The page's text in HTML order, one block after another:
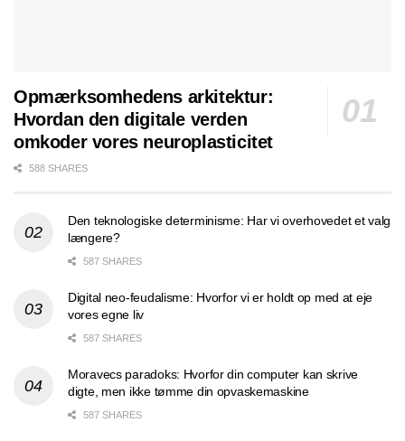
Opmærksomhedens arkitektur:
Hvordan den digitale verden
omkoder vores neuroplasticitet
588 SHARES
Den teknologiske determinisme: Har vi overhovedet et valg
længere?
587 SHARES
Digital neo-feudalisme: Hvorfor vi er holdt op med at eje
vores egne liv
587 SHARES
Moravecs paradoks: Hvorfor din computer kan skrive
digte, men ikke tømme din opvaskemaskine
587 SHARES